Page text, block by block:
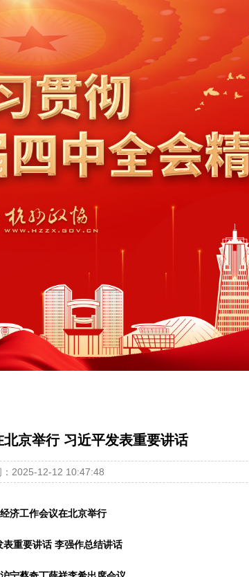
京举行 习近平发表重要讲话
：2025-12-12 10:47:48
济工作会议在北京举行
表重要讲话 李强作总结讲话